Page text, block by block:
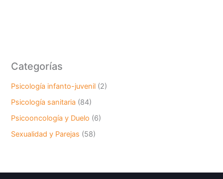
Categorías
Psicología infanto-juvenil (2)
Psicología sanitaria (84)
Psicooncología y Duelo (6)
Sexualidad y Parejas (58)